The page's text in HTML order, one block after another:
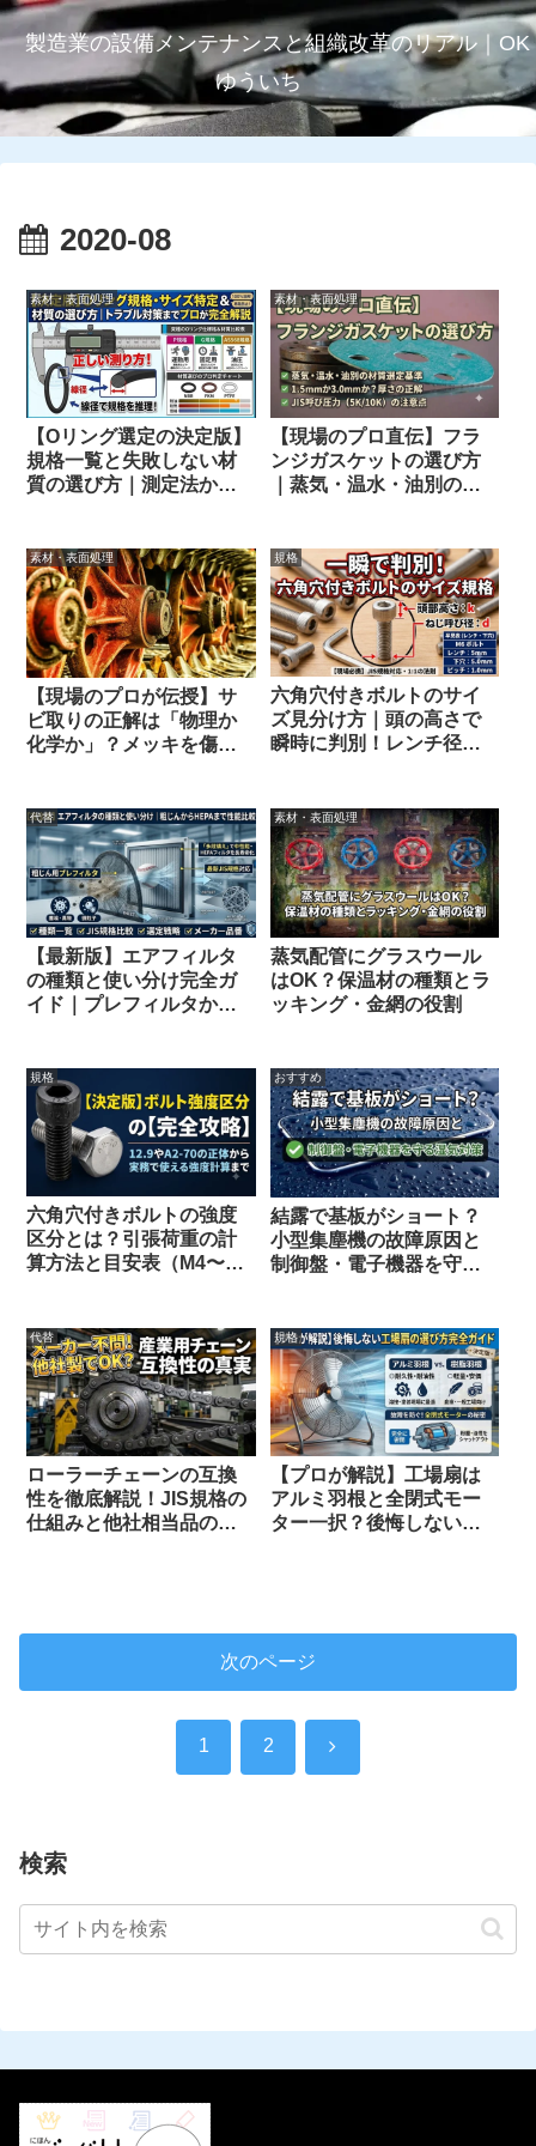
製造業の設備メンテナンスと組織改革のリアル｜OK
ゆういち
2020-08
素材・表面処理
【Oリング選定の決定版】
規格一覧と失敗しない材
質の選び方｜測定法から
素材・表面処理
【現場のプロ直伝】フラ
ンジガスケットの選び方
｜蒸気・温水・油別の材
素材・表面処理
【現場のプロが伝授】サ
ビ取りの正解は「物理か
化学か」？メッキを傷つ
規格
六角穴付きボルトのサイ
ズ見分け方｜頭の高さで
瞬時に判別！レンチ径と
代替
【最新版】エアフィルタ
の種類と使い分け完全ガ
イド｜プレフィルタから
素材・表面処理
蒸気配管にグラスウール
はOK？保温材の種類とラ
ッキング・金網の役割
規格
六角穴付きボルトの強度
区分とは？引張荷重の計
算方法と目安表（M4〜
おすすめ
結露で基板がショート？
小型集塵機の故障原因と
制御盤・電子機器を守る
代替
ローラーチェーンの互換
性を徹底解説！JIS規格の
仕組みと他社相当品の選
規格
【プロが解説】工場扇は
アルミ羽根と全閉式モー
ター一択？後悔しない選
次のページ
1 2 次
検索